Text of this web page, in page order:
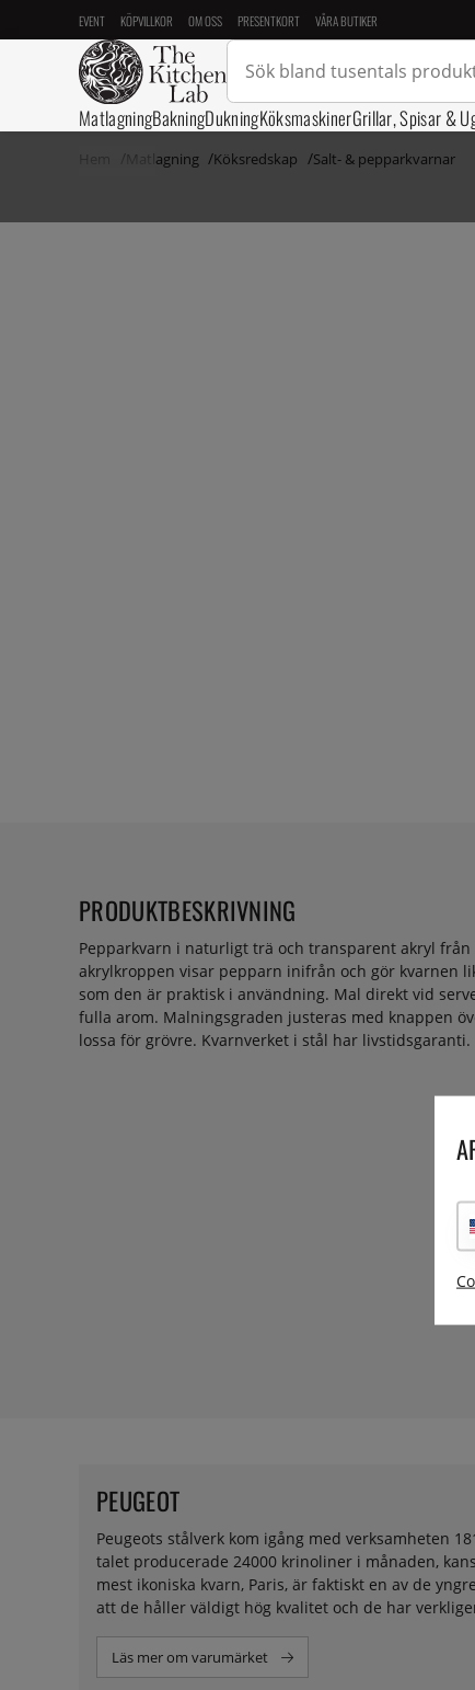
EVENT KÖPVILLKOR OM OSS PRESENTKORT VÅRA BUTIKER
MatlagningBakningDukningKöksmaskinerGrillar, Spisar &
Matlagning Köksredskap Salt- & pepparkvarnar
PRODUKTBESKRIVNING
Pepparkvarn i naturligt trä och transparent akryl från
akrylkroppen visar pepparn inifrån och gör kvarnen
som den är praktisk i användning. Mal direkt vid
fulla arom. Malningsgraden justeras med knappen
lossa för grövre. Kvarnverket i stål har livstidsgaranti.
Peugeots stålverk kom igång med verksamheten
talet producerade 24000 krinoliner i månaden,
mest ikoniska kvarn, Paris, är faktiskt en av de
att de håller väldigt hög kvalitet och de har
PEUGEOT
Läs mer om varumärket